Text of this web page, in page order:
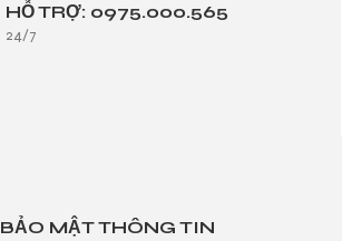
HỖ TRỢ: 0975.000.565
24/7
BẢO MẬT THÔNG TIN